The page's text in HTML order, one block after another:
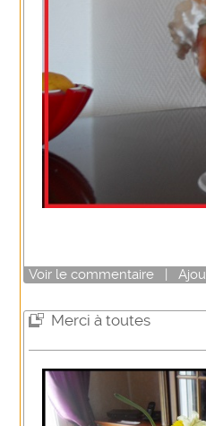
Voir le commentaire |
Merci à toutes